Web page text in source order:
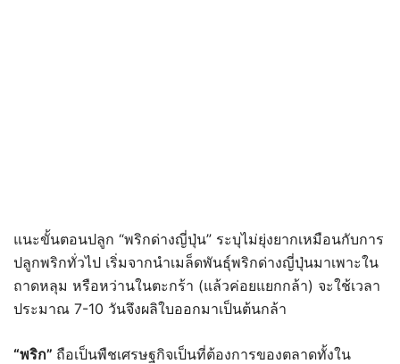
แนะขั้นตอนปลูก “พริกด่างญี่ปุ่น” ระบุไม่ยุ่งยากเหมือนกับการ
ปลูกพริกทั่วไป เริ่มจากนำเมล็ดพันธุ์พริกด่างญี่ปุ่นมาเพาะใน
ถาดหลุม หรือหว่านในตะกร้า (แล้วค่อยแยกกล้า) จะใช้เวลา
ประมาณ 7-10 วันจึงผลิใบออกมาเป็นต้นกล้า
“พริก” ถือเป็นพืชเศรษฐกิจเป็นที่ต้องการของตลาดทั้งใน